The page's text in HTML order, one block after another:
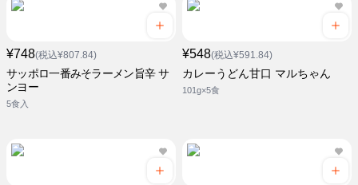
¥748(税込¥807.84)
サッポロ一番みそラーメン旨辛 サ
ンヨー
5食入
¥548(税込¥591.84)
カレーうどん甘口 マルちゃん
101g×5食